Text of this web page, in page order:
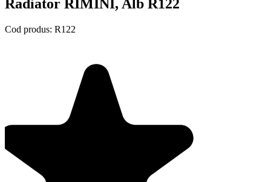
Radiator RIMINI, Alb R122
Cod produs: R122